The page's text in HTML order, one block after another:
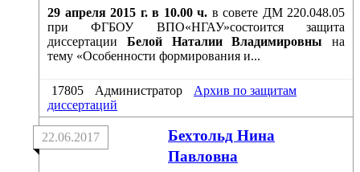
29 апреля 2015 г. в 10.00 ч. в совете ДМ 220.048.05
при ФГБОУ ВПО«НГАУ»состоится защита
диссертации Белой Наталии Владимировны на
тему «Особенности формирования и...
17805 Администратор
Архив по защитам
диссертаций
Бехтольд Нина
Павловна
22.06.2017